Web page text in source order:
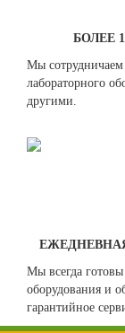
БОЛЕЕ
Мы
лабораторного
другими.
Мы всегда
оборудования и
гарантийное